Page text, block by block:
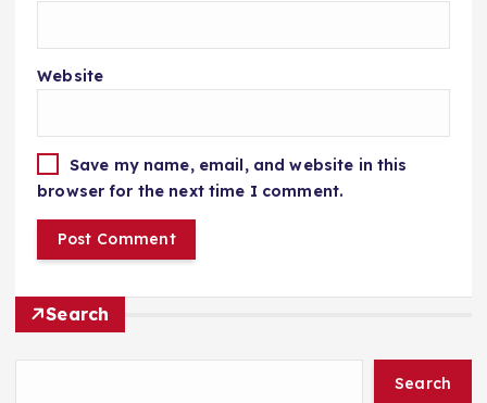
Website
Save my name, email, and website in this
browser for the next time I comment.
Search
Search